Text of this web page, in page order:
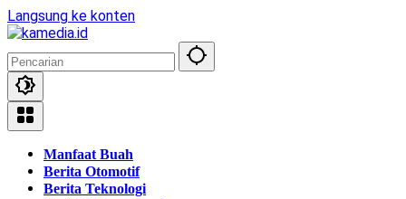
Langsung ke konten
Manfaat Buah
Berita Otomotif
Berita Teknologi